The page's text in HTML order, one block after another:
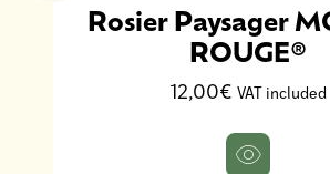
Rosier Paysager
ROUGE®
12,00€ VAT included